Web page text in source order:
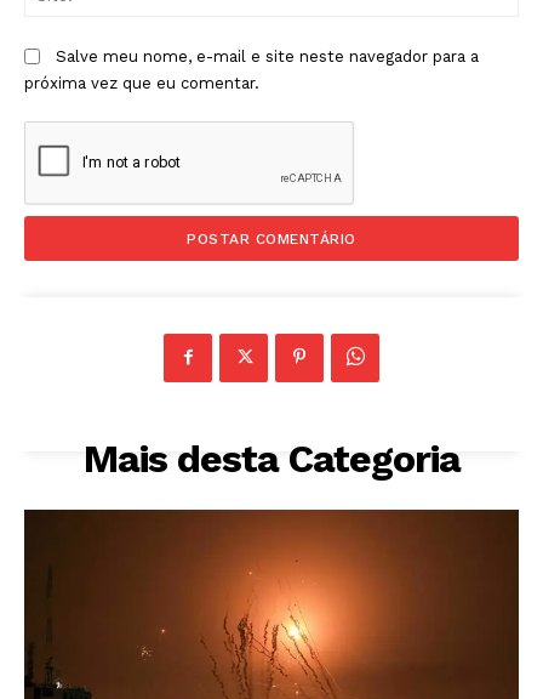
Salve meu nome, e-mail e site neste navegador para a
próxima vez que eu comentar.
Mais desta Categoria